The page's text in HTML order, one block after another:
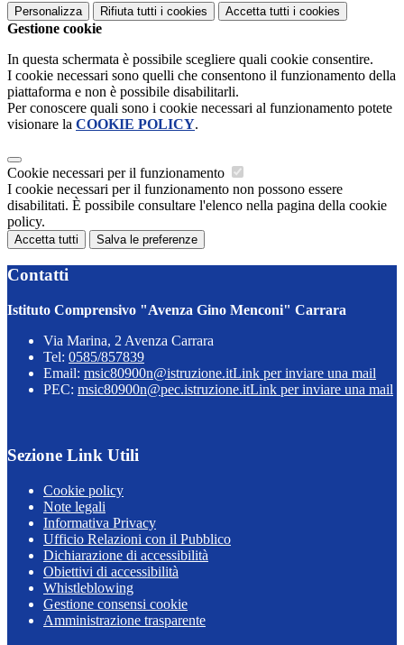
Personalizza Rifiuta tutti i cookies Accetta tutti i cookies
Gestione cookie
In questa schermata è possibile scegliere quali cookie consentire.
I cookie necessari sono quelli che consentono il funzionamento della
piattaforma e non è possibile disabilitarli.
Per conoscere quali sono i cookie necessari al funzionamento potete
visionare la COOKIE POLICY.
Cookie necessari per il funzionamento
I cookie necessari per il funzionamento non possono essere
disabilitati. È possibile consultare l'elenco nella pagina della cookie
policy.
Accetta tutti Salva le preferenze
Contatti
Istituto Comprensivo "Avenza Gino Menconi" Carrara
Via Marina, 2 Avenza Carrara
Tel: 0585/857839
Email: msic80900n@istruzione.itLink per inviare una mail
PEC: msic80900n@pec.istruzione.itLink per inviare una mail
Sezione Link Utili
Cookie policy
Note legali
Informativa Privacy
Ufficio Relazioni con il Pubblico
Dichiarazione di accessibilità
Obiettivi di accessibilità
Whistleblowing
Gestione consensi cookie
Amministrazione trasparente